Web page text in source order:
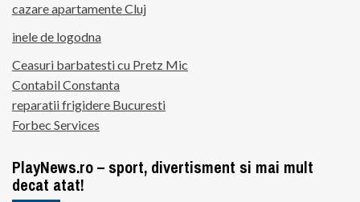
cazare apartamente Cluj
inele de logodna
Ceasuri barbatesti cu Pretz Mic
Contabil Constanta
reparatii frigidere Bucuresti
Forbec Services
PlayNews.ro – sport, divertisment si mai mult
decat atat!